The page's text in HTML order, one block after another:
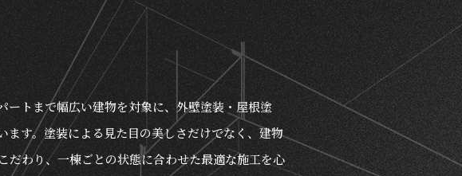
ートまで幅広い建物を対象に、外壁塗装・屋根塗
ます。塗装による見た目の美しさだけでなく、建物
だわり、一棟ごとの状態に合わせた最適な施工を心